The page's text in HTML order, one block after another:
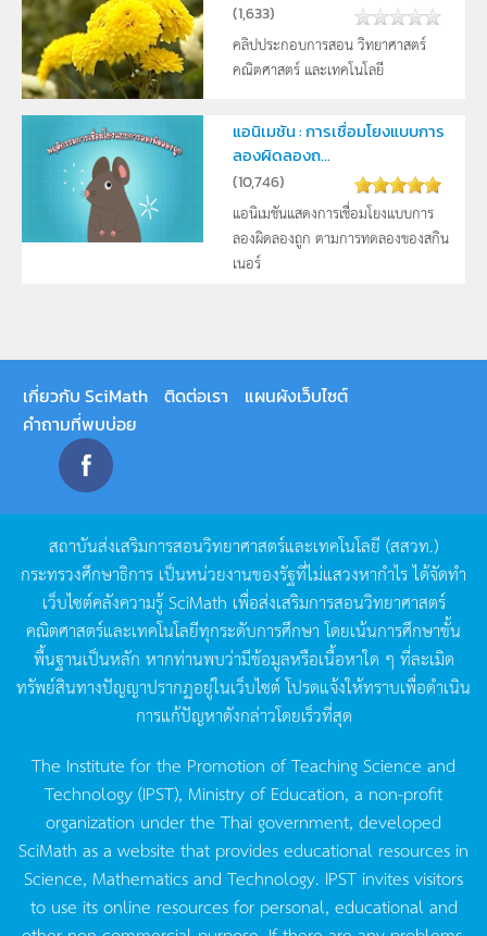
(1,633)
คลิปประกอบการสอน วิทยาศาสตร์
คณิตศาสตร์ และเทคโนโลยี
แอนิเมชัน : การเชื่อมโยงแบบการ
ลองผิดลองถ...
(10,746)
แอนิเมชันแสดงการเชื่อมโยงแบบการ
ลองผิดลองถูก ตามการทดลองของสกิน
เนอร์
เกี่ยวกับ SciMath ติดต่อเรา
แผนผังเว็บไซต์
คำถามที่พบบ่อย
สถาบันส่งเสริมการสอนวิทยาศาสตร์และเทคโนโลยี (สสวท.)
กระทรวงศึกษาธิการ เป็นหน่วยงานของรัฐที่ไม่แสวงหากำไรได้จัดทำ
เว็บไซต์คลังความรู้SciMath เพื่อส่งเสริมการสอนวิทยาศาสตร์
คณิตศาสตร์และเทคโนโลยีทุกระดับการศึกษา โดยเน้นการศึกษาขั้น
พื้นฐานเป็นหลัก หากท่านพบว่ามีข้อมูลหรือเนื้อหาใด ๆ ที่ละเมิด
ทรัพย์สินทางปัญญาปรากฏอยู่ในเว็บไซต์โปรดแจ้งให้ทราบเพื่อดำเนิน
การแก้ปัญหาดังกล่าวโดยเร็วที่สุด
The Institute for the Promotion of Teaching Science and
Technology (IPST), Ministry of Education, a non-profit
organization under the Thai government, developed
SciMath as a website that provides educational resources in
Science, Mathematics and Technology. IPST invites visitors
to use its online resources for personal, educational and